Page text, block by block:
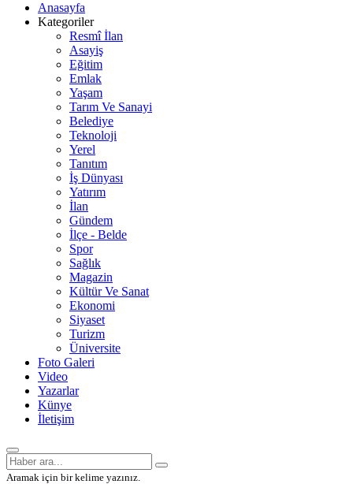
Anasayfa
Kategoriler
Resmî İlan
Asayiş
Eğitim
Emlak
Yaşam
Tarım Ve Sanayi
Belediye
Teknoloji
Yerel
Tanıtım
İş Dünyası
Yatırım
İlan
Gündem
İlçe - Belde
Spor
Sağlık
Magazin
Kültür Ve Sanat
Ekonomi
Siyaset
Turizm
Üniversite
Foto Galeri
Video
Yazarlar
Künye
İletişim
Aramak için bir kelime yazınız.